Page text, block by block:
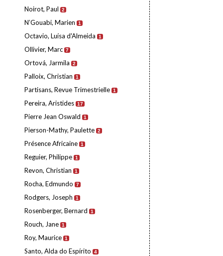
Noirot, Paul 2
N’Gouabi, Marien 1
Octavio, Luísa d'Almeida 1
Ollivier, Marc 7
Ortová, Jarmila 2
Palloix, Christian 1
Partisans, Revue Trimestrielle 1
Pereira, Aristides 17
Pierre Jean Oswald 1
Pierson-Mathy, Paulette 2
Présence Africaine 1
Reguier, Philippe 1
Revon, Christian 1
Rocha, Edmundo 7
Rodgers, Joseph 1
Rosenberger, Bernard 1
Rouch, Jane 1
Roy, Maurice 1
Santo, Alda do Espírito 4